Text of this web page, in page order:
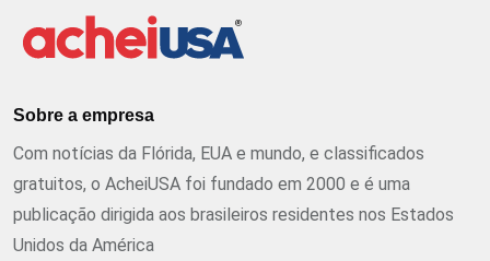
Sobre a empresa
Com notícias da Flórida, EUA e mundo, e classificados
gratuitos, o AcheiUSA foi fundado em 2000 e é uma
publicação dirigida aos brasileiros residentes nos Estados
Unidos da América